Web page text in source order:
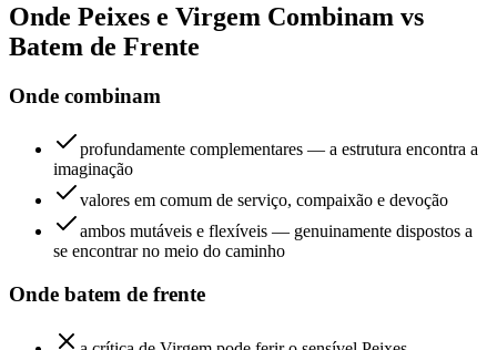
Onde Peixes e Virgem Combinam vs
Batem de Frente
Onde combinam
profundamente complementares — a estrutura encontra a
imaginação
valores em comum de serviço, compaixão e devoção
ambos mutáveis e flexíveis — genuinamente dispostos a
se encontrar no meio do caminho
Onde batem de frente